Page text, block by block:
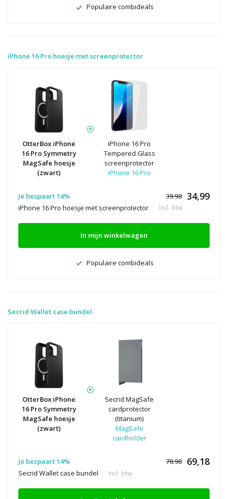
Populaire combideals
iPhone 16 Pro hoesje met screenprotector
OtterBox iPhone
16 Pro Symmetry
MagSafe hoesje
(zwart)
iPhone 16 Pro
Tempered Glass
screenprotector
iPhone 16 Pro
Je bespaart 14% 39.98 34,99
iPhone 16 Pro hoesje met screenprotector Incl. btw
In mijn winkelwagen
Populaire combideals
Secrid Wallet case bundel
OtterBox iPhone
16 Pro Symmetry
MagSafe hoesje
(zwart)
Secrid MagSafe
cardprotector
(titanium)
MagSafe
cardholder
Je bespaart 14% 78.98 69,18
Secrid Wallet case bundel Incl. btw